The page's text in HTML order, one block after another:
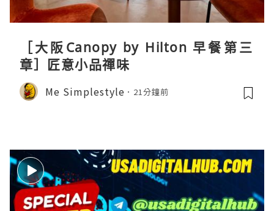
［大阪Canopy by Hilton 早餐第三
章］匠意小品禪味
Me Simplestyle 21分鐘前